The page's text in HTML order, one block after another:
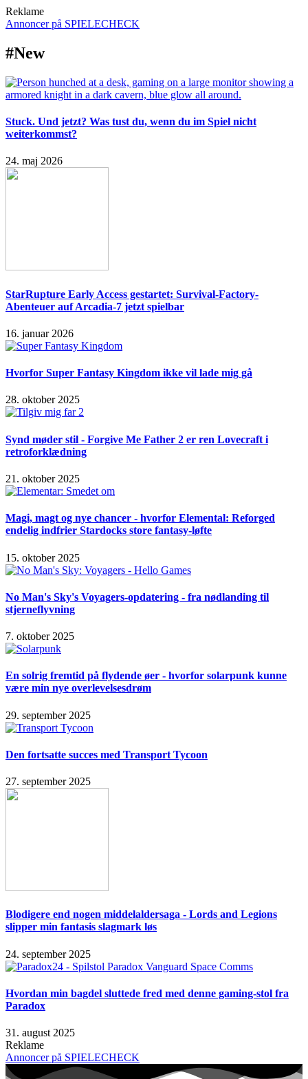
Reklame
Annoncer på SPIELECHECK
#New
Stuck. Und jetzt? Was tust du, wenn du im Spiel nicht
weiterkommst?
24. maj 2026
StarRupture Early Access gestartet: Survival-Factory-
Abenteuer auf Arcadia-7 jetzt spielbar
16. januar 2026
Hvorfor Super Fantasy Kingdom ikke vil lade mig gå
28. oktober 2025
Synd møder stil - Forgive Me Father 2 er ren Lovecraft i
retroforklædning
21. oktober 2025
Magi, magt og nye chancer - hvorfor Elemental: Reforged
endelig indfrier Stardocks store fantasy-løfte
15. oktober 2025
No Man's Sky's Voyagers-opdatering - fra nødlanding til
stjerneflyvning
7. oktober 2025
En solrig fremtid på flydende øer - hvorfor solarpunk kunne
være min nye overlevelsesdrøm
29. september 2025
Den fortsatte succes med Transport Tycoon
27. september 2025
Blodigere end nogen middelaldersaga - Lords and Legions
slipper min fantasis slagmark løs
24. september 2025
Hvordan min bagdel sluttede fred med denne gaming-stol fra
Paradox
31. august 2025
Reklame
Annoncer på SPIELECHECK